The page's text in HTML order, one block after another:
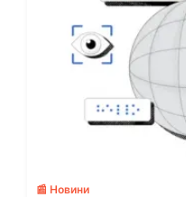
📰 Новини